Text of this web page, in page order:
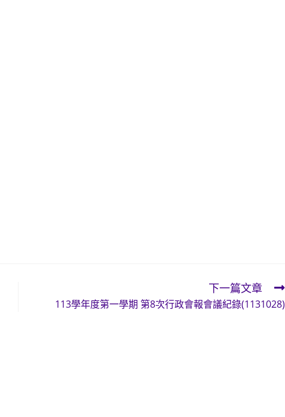
下一篇文章
113學年度第一學期 第8次行政會報會議紀錄(1131028)